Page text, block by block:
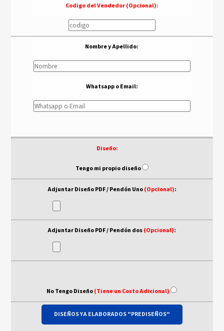
Codigo del Vendedor(Opcional):
Nombre y Apellido:
Whatsapp o Email:
Diseño:
Tengo mi propio diseño
Adjuntar Diseño PDF / Pendón Uno(Opcional):
Adjuntar Diseño PDF / Pendón dos(Opcional):
No Tengo Diseño(Tiene un Costo Adicional)
DISEÑOS YA ELABORADOS "PREDISEÑOS"